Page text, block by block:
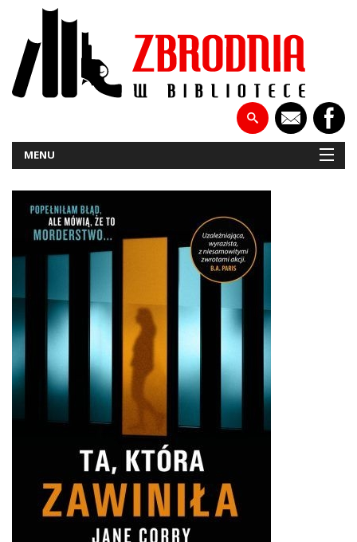
MENU
NOWOŚCI
PATRONATY
WYWIADY
RECENZJE
DO CZYTANIA
NA EKRANIE